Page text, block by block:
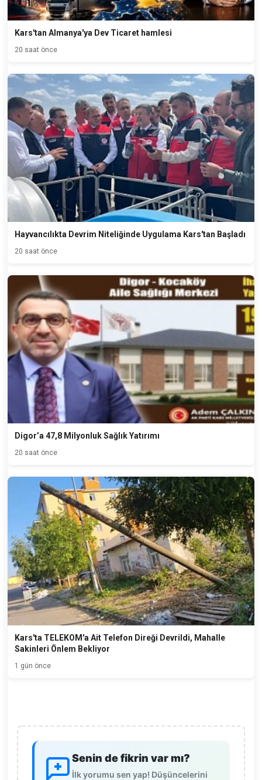
Kars'tan Almanya'ya Dev Ticaret hamlesi
20 saat önce
Hayvancılıkta Devrim Niteliğinde Uygulama Kars'tan Başladı
20 saat önce
Digor’a 47,8 Milyonluk Sağlık Yatırımı
20 saat önce
Kars'ta TELEKOM'a Ait Telefon Direği Devrildi, Mahalle
Sakinleri Önlem Bekliyor
1 gün önce
Senin de fikrin var mı?
İlk yorumu sen yap! Düşüncelerini